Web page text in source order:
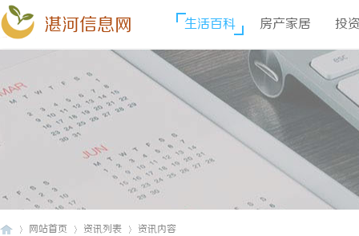
湛河信息网 生活百科 房产家居 投
网站首页 资讯列表 资讯内容